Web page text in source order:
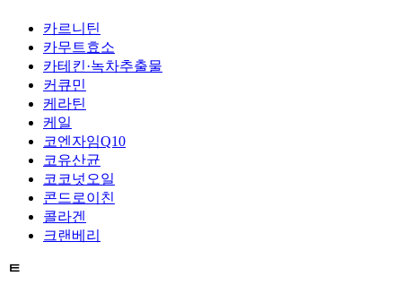
카르니틴
카무트효소
카테킨·녹차추출물
커큐민
케라틴
케일
코엔자임Q10
코유산균
코코넛오일
콘드로이친
콜라겐
크랜베리
ㅌ